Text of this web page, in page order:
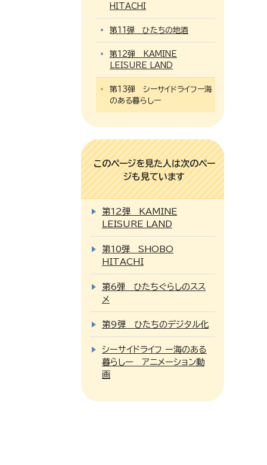
HITACHI
第11弾 ひたちの地酒
第12弾 KAMINE
LEISURE LAND
第13弾 シーサイドライフー海
のある暮らしー
このページを見た人は次のペー
ジも見ています
第12弾 KAMINE
LEISURE LAND
第10弾 SHOBO
HITACHI
第6弾 ひたちぐらしのスス
メ
第9弾 ひたちのデジタル化
シーサイドライフ ー海のある
暮らしー アニメーション動
画